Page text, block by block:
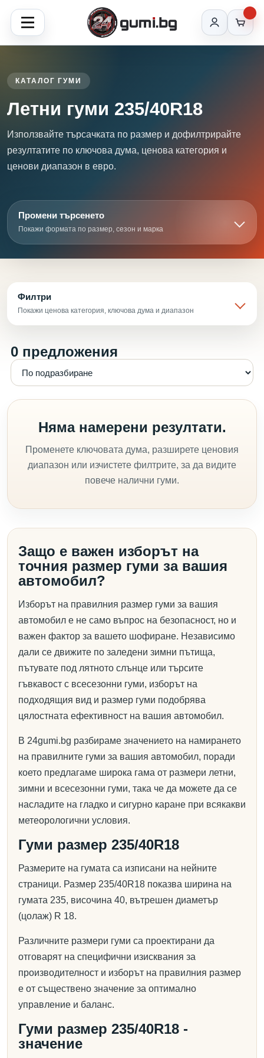
КАТАЛОГ ГУМИ
Летни гуми 235/40R18
Използвайте търсачката по размер и дофилтрирайте
резултатите по ключова дума, ценова категория и
ценови диапазон в евро.
Промени търсенето
Покажи формата по размер, сезон и марка
Филтри
Покажи ценова категория, ключова дума и диапазон
0 предложения
Няма намерени резултати.
Променете ключовата дума, разширете ценовия
диапазон или изчистете филтрите, за да видите
повече налични гуми.
Защо е важен изборът на
точния размер гуми за вашия
автомобил?
Изборът на правилния размер гуми за вашия
автомобил е не само въпрос на безопасност, но и
важен фактор за вашето шофиране. Независимо
дали се движите по заледени зимни пътища,
пътувате под лятното слънце или търсите
гъвкавост с всесезонни гуми, изборът на
подходящия вид и размер гуми подобрява
цялостната ефективност на вашия автомобил.
В 24gumi.bg разбираме значението на намирането
на правилните гуми за вашия автомобил, поради
което предлагаме широка гама от размери летни,
зимни и всесезонни гуми, така че да можете да се
насладите на гладко и сигурно каране при всякакви
метеорологични условия.
Гуми размер 235/40R18
Размерите на гумата са изписани на нейните
страници. Размер 235/40R18 показва ширина на
гумата 235, височина 40, вътрешен диаметър
(цолаж) R 18.
Различните размери гуми са проектирани да
отговарят на специфични изисквания за
производителност и изборът на правилния размер
е от съществено значение за оптимално
управление и баланс.
Гуми размер 235/40R18 -
значение